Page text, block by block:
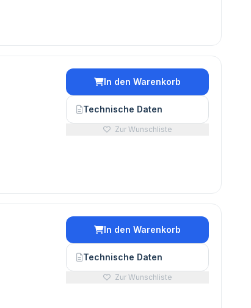
In den Warenkorb
Technische Daten
Zur Wunschliste
In den Warenkorb
Technische Daten
Zur Wunschliste